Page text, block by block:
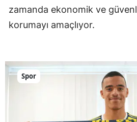
zamanda ekonomik ve
korumayı amaçlıyor.
Spor